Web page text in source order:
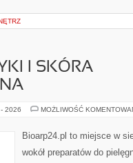
I SKÓRA
2026 MOŻLIWOŚĆ
Bioarp24.pl to miejsce w
wokół preparatów do